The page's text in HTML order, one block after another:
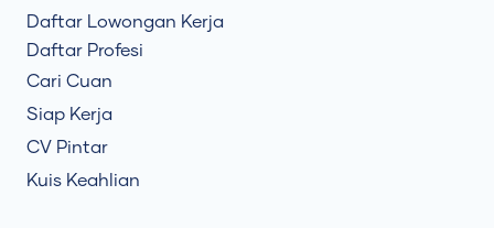
Daftar Lowongan Kerja
Daftar Profesi
Cari Cuan
Siap Kerja
CV Pintar
Kuis Keahlian